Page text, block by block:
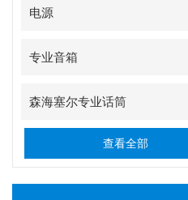
电源
专业音箱
森海塞尔专业话筒
查看全部